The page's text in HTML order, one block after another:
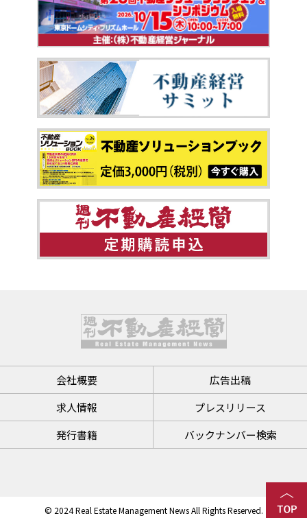
会社概要
広告出稿
求人情報
プレスリリース
発行書籍
バックナンバー検索
© 2024 Real Estate Management News All Rights Reserved.